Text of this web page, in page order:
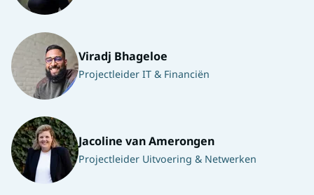
Viradj Bhageloe
Projectleider IT & Financiën
Jacoline van Amerongen
Projectleider Uitvoering & Netwerken